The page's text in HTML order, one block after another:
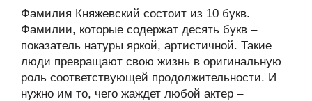
Фамилия Княжевский состоит из 10 букв.
Фамилии, которые содержат десять букв –
показатель натуры яркой, артистичной. Такие
люди превращают свою жизнь в оригинальную
роль соответствующей продолжительности. И
нужно им то, чего жаждет любой актер –